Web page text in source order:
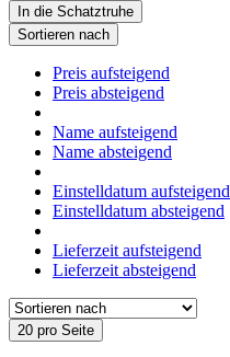
In die Schatztruhe
Sortieren nach
Preis aufsteigend
Preis absteigend
Name aufsteigend
Name absteigend
Einstelldatum aufsteigend
Einstelldatum absteigend
Lieferzeit aufsteigend
Lieferzeit absteigend
20 pro Seite